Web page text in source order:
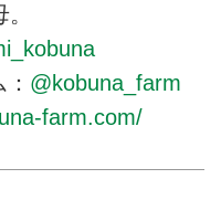
@kobuna_farm
farm.com/